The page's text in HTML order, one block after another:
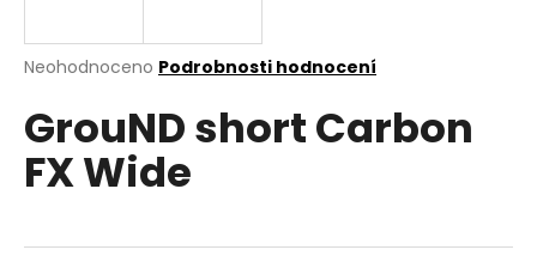
Průměrné
produktu
je
0,0
Neohodnoceno Podrobnosti hodnocení
GrouND short Carbon
FX Wide
j
t
?